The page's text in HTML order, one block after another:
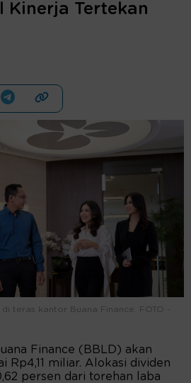
Kinerja Tertekan
teras kantor Buana Finance. FOTO -
Finance (BBLD) akan
Rp4,11 miliar. Alokasi dividen
persen dari torehan laba